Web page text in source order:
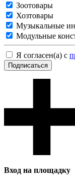
Зоотовары
Хозтовары
Музыкальные
Модульные
Я согласен(а) с
Подписаться
Вход на площадку